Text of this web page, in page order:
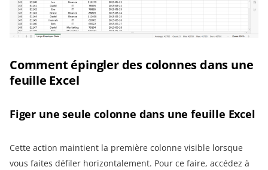
Comment épingler des colonnes dans une
feuille Excel
Figer une seule colonne dans une feuille Excel
Cette action maintient la première colonne visible lorsque
vous faites défiler horizontalement. Pour ce faire, accédez à